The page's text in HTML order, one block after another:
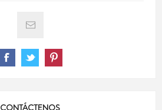
CONTÁCTENOS